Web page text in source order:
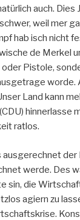
auch. Dies
weil mer
hab isch nicht
de Merkel
Pistole,
worde.
Land kann
hinnerlasse
ratlos.
ausgerechnet der
werde. Des
sin, die
agiern zu